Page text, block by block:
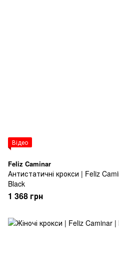
Відео
Feliz Caminar
Антистатичні крокси | Feliz
Black
1 368 грн